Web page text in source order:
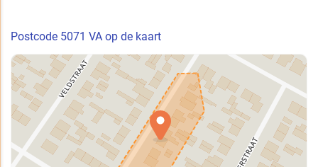
Postcode 5071 VA op de kaart